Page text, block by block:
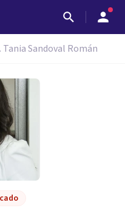
Tania Sandoval Román